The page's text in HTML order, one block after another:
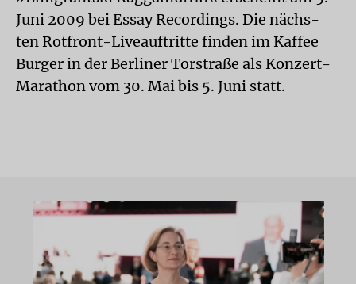
Juni 2009 bei Essay Recordings. Die nächs-
ten Rotfront-Liveauftritte finden im Kaffee
Burger in der Berliner Torstraße als Konzert-
Marathon vom 30. Mai bis 5. Juni statt.